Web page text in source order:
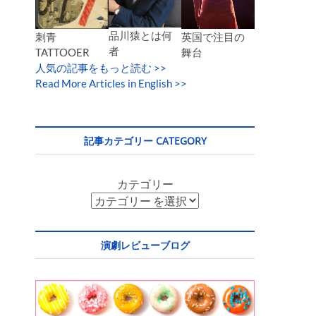
刺青
TATTOOER
品川猿とは何
者
英国で注目の
舞台
人気の記事をもっと読む >>
Read More Articles in English >>
記事カテゴリー CATEGORY
カテゴリー
演劇レビューブログ